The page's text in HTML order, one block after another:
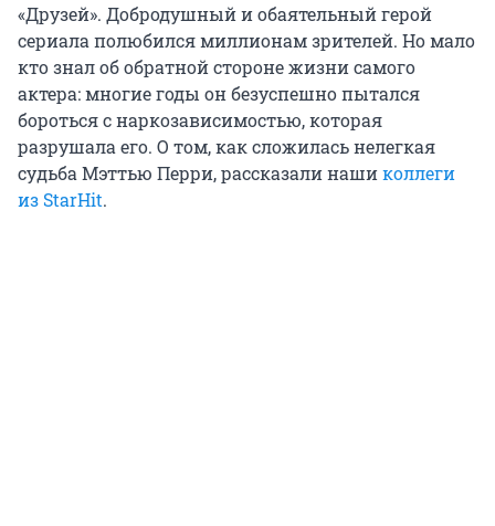
«Друзей». Добродушный и обаятельный герой
сериала полюбился миллионам зрителей. Но мало
кто знал об обратной стороне жизни самого
актера: многие годы он безуспешно пытался
бороться с наркозависимостью, которая
разрушала его. О том, как сложилась нелегкая
судьба Мэттью Перри, рассказали нашиколлеги
из StarHit.